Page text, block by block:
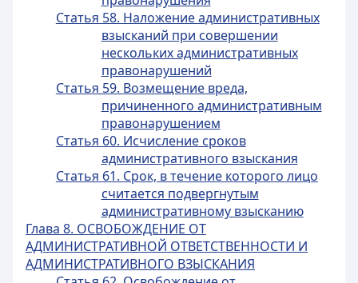
Статья 58. Наложение административных
взысканий при совершении
нескольких административных
правонарушений
Статья 59. Возмещение вреда,
причиненного административным
правонарушением
Статья 60. Исчисление сроков
административного взыскания
Статья 61. Срок, в течение которого лицо
считается подвергнутым
административному взысканию
Глава 8. ОСВОБОЖДЕНИЕ ОТ
АДМИНИСТРАТИВНОЙ ОТВЕТСТВЕННОСТИ И
АДМИНИСТРАТИВНОГО ВЗЫСКАНИЯ